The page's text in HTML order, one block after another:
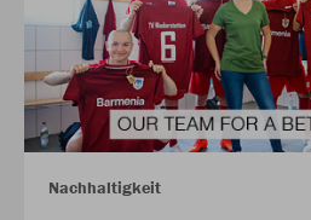
Nachhaltigkeit